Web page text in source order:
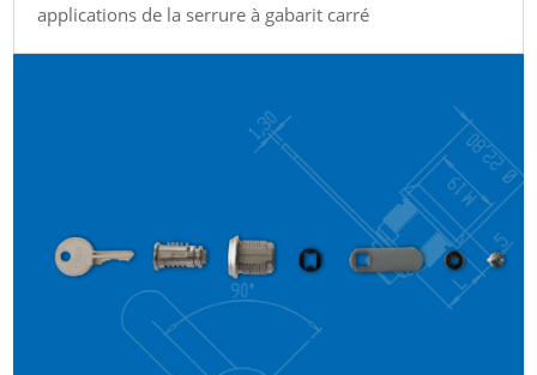
applications de la serrure à gabarit carré